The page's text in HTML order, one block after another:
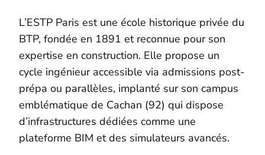
L’ESTP Paris est une école historique privée du
BTP, fondée en 1891 et reconnue pour son
expertise en construction. Elle propose un
cycle ingénieur accessible via admissions post-
prépa ou parallèles, implanté sur son campus
emblématique de Cachan (92) qui dispose
d’infrastructures dédiées comme une
plateforme BIM et des simulateurs avancés.